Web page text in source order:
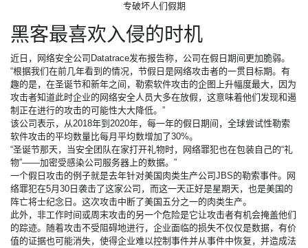
专破坏人们假期
黑客最喜欢入侵的时机
近日，网络安全公司Datatrace发布报告称，公司在假日期间更加脆弱。
“根据我们在前几年看到的情况，节假日是网络攻击者的一贯目标期。有
趣的是，在圣诞节和新年之间，勒索软件攻击的企图上升幅度最大，因为
攻击者知道此时企业的网络安全人员大多在放假，这意味着他们发现和遏
制正在进行的攻击的可能性大大降低。”
该公司表示，从2018年到2020年，每一年的假日期间，全球尝试性勒索
软件攻击的平均数量比每月平均数增加了30%。
“圣诞节那天，当安全团队在家打开礼物时，网络罪犯也在包装自己的“礼
物”——加密受感染公司服务器上的数据。”
一个假日攻击的例子就是去年针对美国肉类生产公司JBS的勒索事件。网
络罪犯在5月30日袭击了这家公司，而这一天正好是星期天，也是美国的
阵亡将士纪念日。这次攻击中断了美国五分之一的肉类生产。
此外，非工作时间或周末攻击的另一个危险是它让攻击者有机会掩盖他们
的踪迹。随着攻击不受阻碍地进行，企业面临的损失不仅仅是数据，有价
值的证据也可能消失，使得企业难以控制事件并从事件中恢复，并造成法